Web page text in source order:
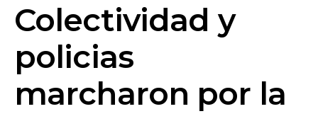
Colectividad y
policias
marcharon por la